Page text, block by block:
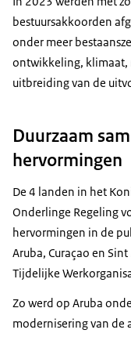
bestuursakkoorden
onder meer
ontwikkeling, klimaat,
uitbreiding van de
Duurzaam
hervormingen
De 4 landen in het
Onderlinge Regeling
hervormingen in de
Aruba, Curaçao en
Tijdelijke
Zo werd op Aruba
modernisering van